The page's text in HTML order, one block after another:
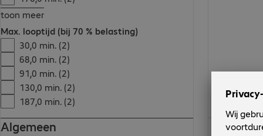
toon meer
Max. looptijd (bij 70 % belasting)
30,0 min. (2)
68,0 min. (2)
91,0 min. (2)
130,0 min. (2)
187,0 min. (2)
Algemeen € 4.907,00